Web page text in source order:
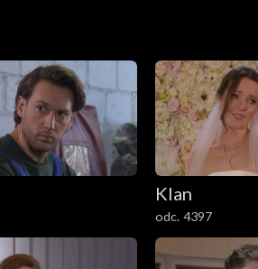
Klan
odc. 4397